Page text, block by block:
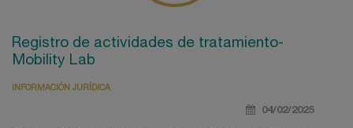
Registro de actividades de tratamiento-
Mobility Lab
INFORMACIÓN JURÍDICA
04/02/2025